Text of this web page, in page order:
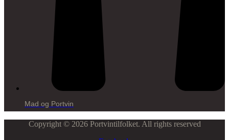
Mad og Portvin
Copyright © 2026 Portvintilfolket. All rights reserved